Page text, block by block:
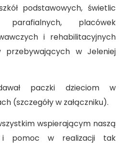
podstawowych, świetlic
placówek
i rehabilitacyjnych
przebywających w Jeleniej
paczki dzieciom w
(szczegóły w załączniku).
wspierającym naszą
pomoc w realizacji tak